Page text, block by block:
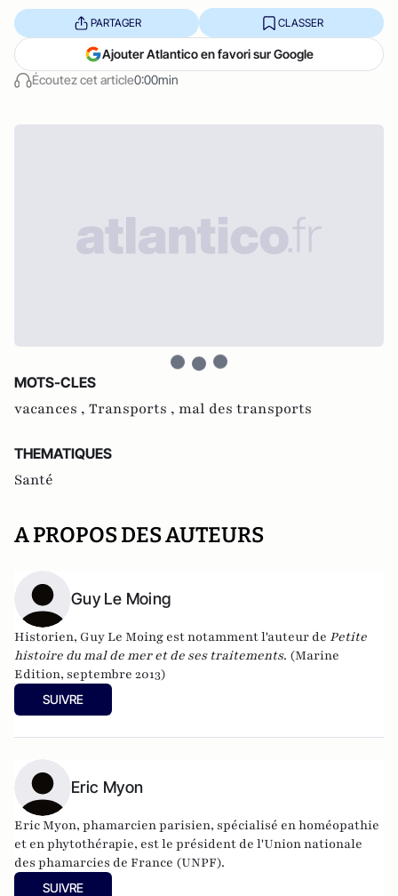
Écoutez cet article0:00min
PARTAGER CLASSER
Ajouter Atlantico en favori sur Google
MOTS-CLES
vacances , Transports , mal des transports
THEMATIQUES
Santé
A PROPOS DES AUTEURS
Guy Le Moing
Historien, Guy Le Moing est notamment l'auteur de Petite
histoire du mal de mer et de ses traitements. (Marine
Edition, septembre 2013)
SUIVRE
Eric Myon
Eric Myon, phamarcien parisien, spécialisé en homéopathie
et en phytothérapie, est le président de l'Union nationale
des phamarcies de France (UNPF).
SUIVRE